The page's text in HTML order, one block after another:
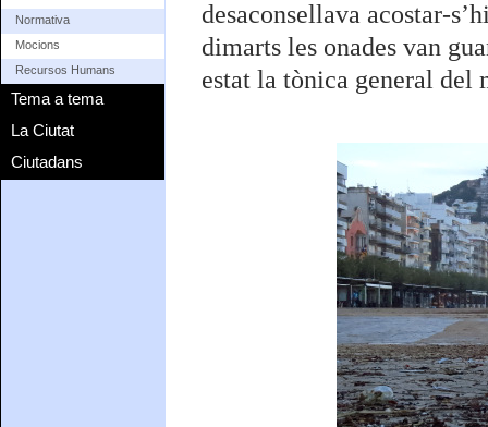
Normativa
Mocions
Recursos Humans
Tema a tema
La Ciutat
Ciutadans
desaconsellava acostar-
dimarts les onades van
estat la tònica general del